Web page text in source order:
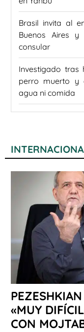
Brasil invita al
Buenos Aires
consular
Investigado
perro muerto y
agua ni comida
«MUY
CON